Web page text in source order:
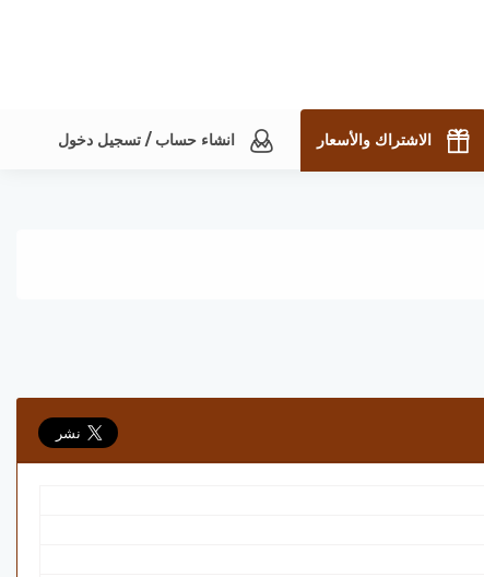
الاشتراك والأسعار انشاء حساب / تسجيل دخول